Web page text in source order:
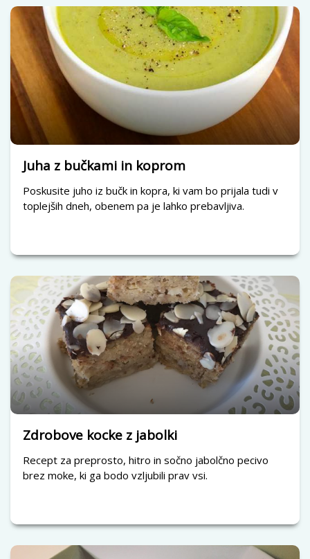
Juha z bučkami in koprom
Poskusite juho iz bučk in kopra, ki vam bo prijala tudi v
toplejših dneh, obenem pa je lahko prebavljiva.
Zdrobove kocke z jabolki
Recept za preprosto, hitro in sočno jabolčno pecivo
brez moke, ki ga bodo vzljubili prav vsi.